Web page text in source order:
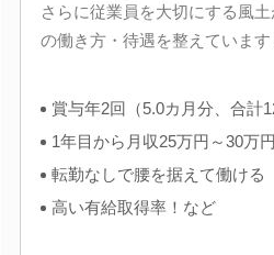
さらに従業員を大切にする風
の働き方・待遇を整えています
賞与年2回（5.0カ月分、合計
1年目から月収25万円～30万
転勤なしで腰を据えて働ける
高い有給取得率！など